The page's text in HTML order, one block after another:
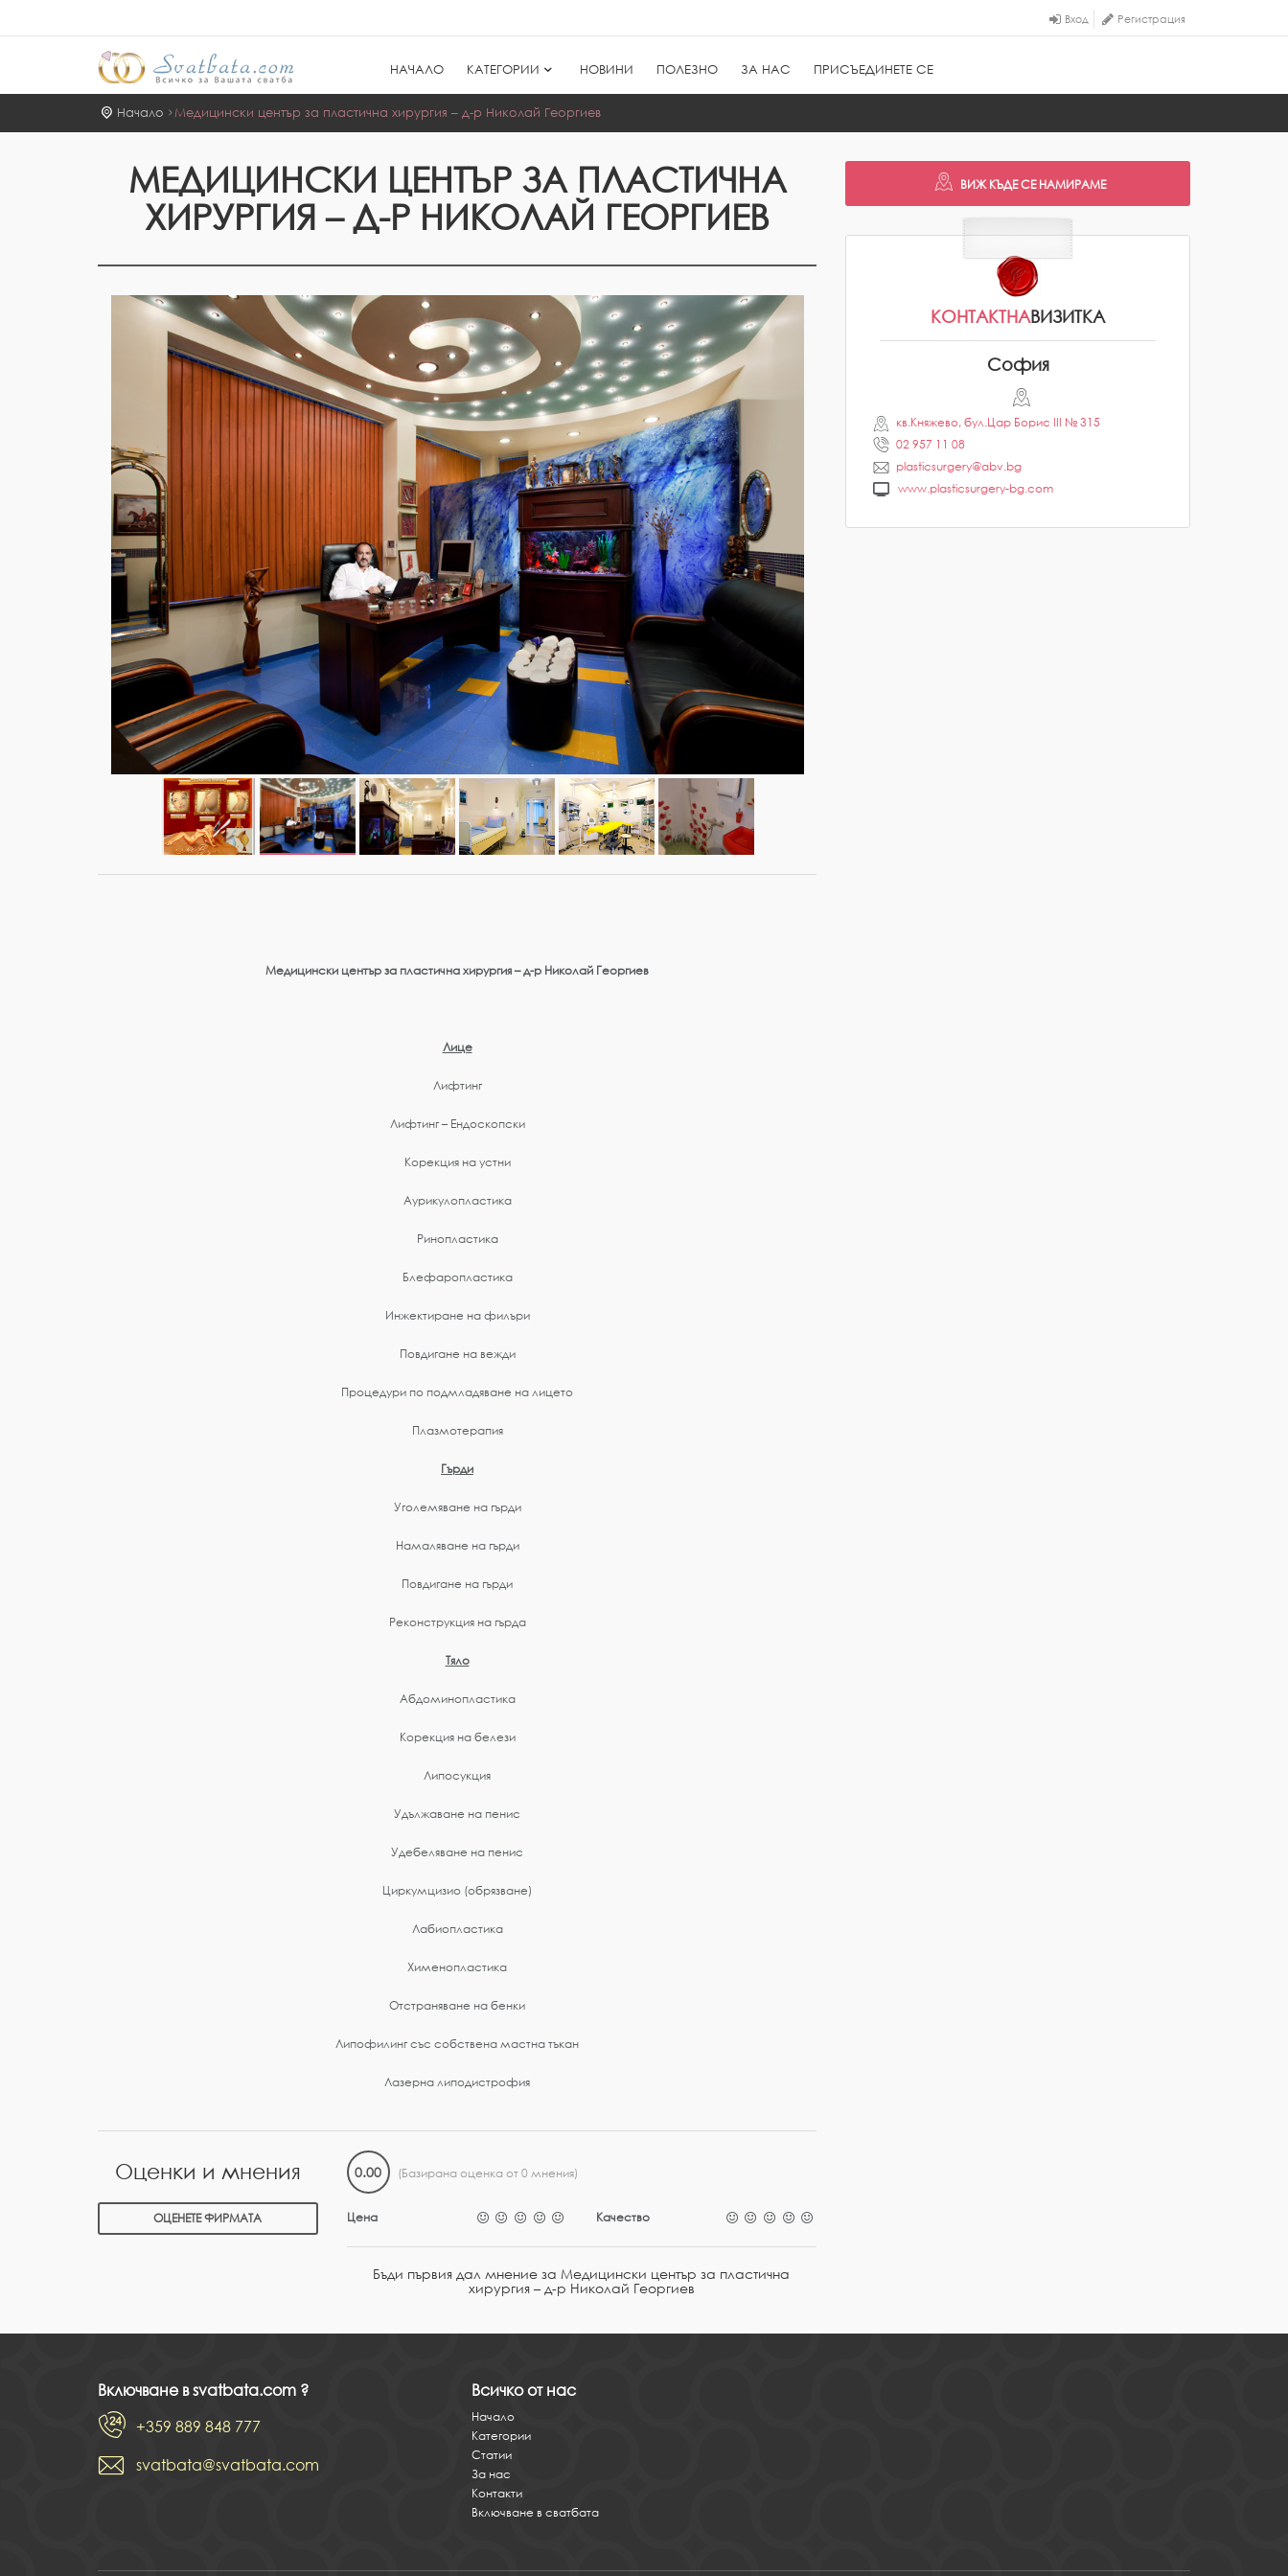
Вход Регистрация
НАЧАЛО КАТЕГОРИИ НОВИНИ ПОЛЕЗНО ЗА НАС ПРИСЪЕДИНЕТЕ СЕ
Начало Медицински център за пластична хирургия – д-р Николай Георгиев
МЕДИЦИНСКИ ЦЕНТЪР ЗА ПЛАСТИЧНА
ХИРУРГИЯ – Д-Р НИКОЛАЙ ГЕОРГИЕВ
Медицински център за пластична хирургия – д-р Николай Георгиев
Лице
Лифтинг
Лифтинг – Ендоскопски
Корекция на устни
Аурикулопластика
Ринопластика
Блефаропластика
Инжектиране на филъри
Повдигане на вежди
Процедури по подмладяване на лицето
Плазмотерапия
Гърди
Уголемяване на гърди
Намаляване на гърди
Повдигане на гърди
Реконструкция на гърда
Тяло
Абдоминопластика
Корекция на белези
Липосукция
Удължаване на пенис
Удебеляване на пенис
Циркумцизио (обрязване)
Лабиопластика
Хименопластика
Отстраняване на бенки
Липофилинг със собствена мастна тъкан
Лазерна липодистрофия
Оценки и мнения
ОЦЕНЕТЕ ФИРМАТА
0.00 (Базирана оценка от 0 мнения)
Цена Качество
Бъди първия дал мнение за Медицински център за пластична
хирургия – д-р Николай Георгиев
КОНТАКТНАВИЗИТКА
София
кв.Княжево, бул.Цар Борис III № 315
02 957 11 08
plasticsurgery@abv.bg
www.plasticsurgery-bg.com
Включване в svatbata.com ?
+359 889 848 777
svatbata@svatbata.com
Всичко от нас
Начало
Категории
Статии
За нас
Контакти
Включване в сватбата